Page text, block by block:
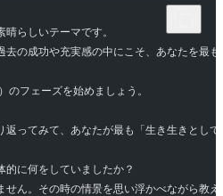
晴らしいテーマです。
去の成功や充実感の中にこそ、あなたを最
フェーズを始めましょう。
返ってみて、あなたが最も「生き生きとし
的に何をしていましたか？
せん。その時の情景を思い浮かべながら教